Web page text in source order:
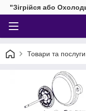
"Зігрійся або
Товари та послуги